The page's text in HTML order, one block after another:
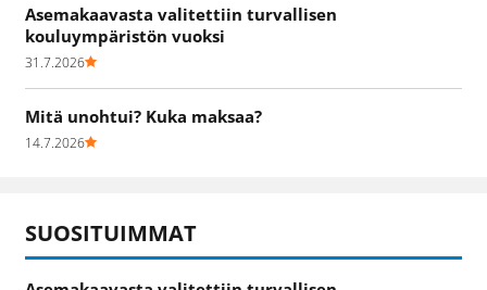
Asemakaavasta valitettiin turvallisen
kouluympäristön vuoksi
31.7.2026
Mitä unohtui? Kuka maksaa?
14.7.2026
SUOSITUIMMAT